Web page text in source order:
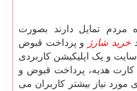
مردم تمایل دارند بصورت
خرید شارژ
و پرداخت قبوض
و یک اپلیکیشن کاربردی
کارت هدیه، پرداخت قبوض و
نیاز بیشتر کاربران می